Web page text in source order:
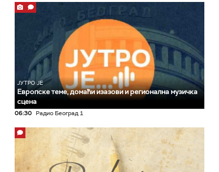
ЈУТРО ЈЕ
Европске теме, домаћи изазови и регионална музичка
сцена
06:30 Радио Београд 1